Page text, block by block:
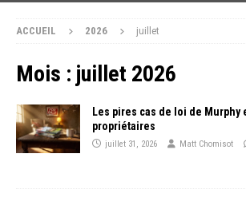
ACCUEIL 2026 juillet
Mois : juillet 2026
Les pires cas de loi de Murphy
propriétaires
juillet 31, 2026 Matt Chomisot